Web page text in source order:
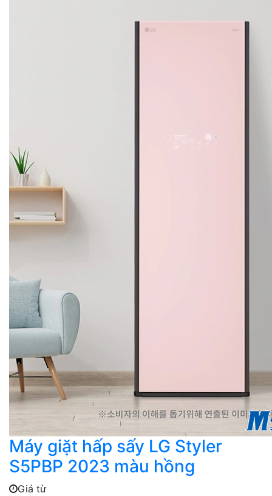
Máy giặt hấp sấy LG Styler
S5PBP 2023 màu hồng
Giá từ